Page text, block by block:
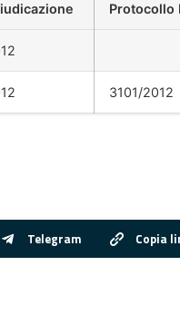
Protocollo
3101/2012
Telegram Copia